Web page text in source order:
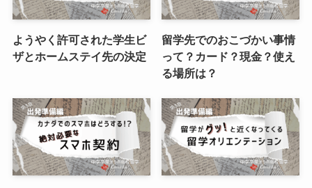
ようやく許可された学生ビ
ザとホームステイ先の決定
留学先でのおこづかい事情
って？カード？現金？使え
る場所は？